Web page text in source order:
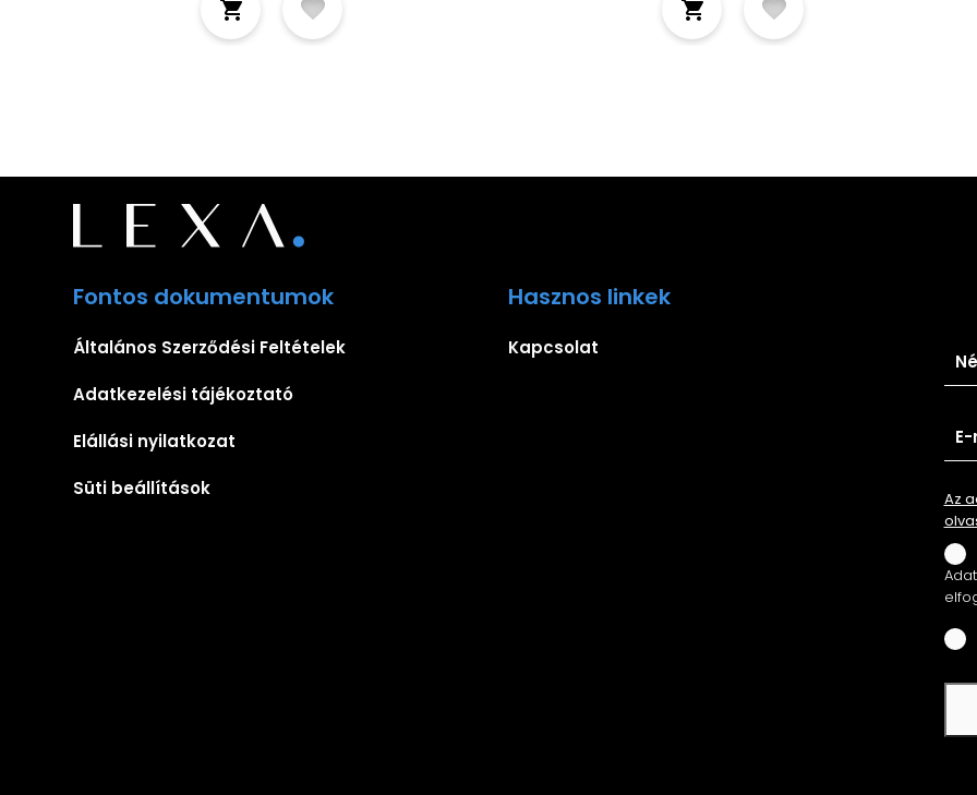
Fontos dokumentumok
Általános Szerződési Feltételek
Adatkezelési tájékoztató
Elállási nyilatkozat
Süti beállítások
Hasznos linkek
Kapcsolat
Az